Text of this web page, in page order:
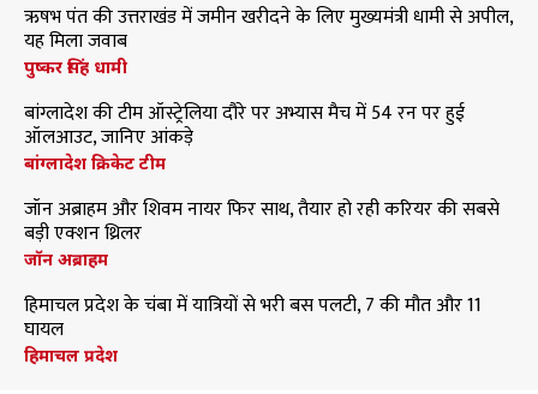
ऋषभ पंत की उत्तराखंड में जमीन खरीदने के लिए मुख्यमंत्री धामी से अपील,
यह मिला जवाब
पुष्कर सिंह धामी
बांग्लादेश की टीम ऑस्ट्रेलिया दौरे पर अभ्यास मैच में 54 रन पर हुई
ऑलआउट, जानिए आंकड़े
बांग्लादेश क्रिकेट टीम
जॉन अब्राहम और शिवम नायर फिर साथ, तैयार हो रही करियर की सबसे
बड़ी एक्शन थ्रिलर
जॉन अब्राहम
हिमाचल प्रदेश के चंबा में यात्रियों से भरी बस पलटी, 7 की मौत और 11
घायल
हिमाचल प्रदेश